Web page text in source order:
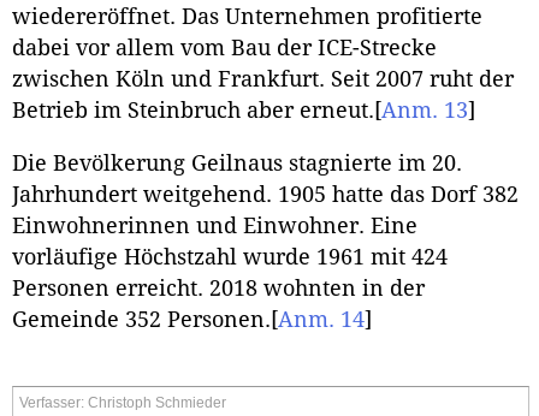
wiedereröffnet. Das Unternehmen profitierte
dabei vor allem vom Bau der ICE-Strecke
zwischen Köln und Frankfurt. Seit 2007 ruht der
Betrieb im Steinbruch aber erneut. [Anm. 13]
Die Bevölkerung Geilnaus stagnierte im 20.
Jahrhundert weitgehend. 1905 hatte das Dorf 382
Einwohnerinnen und Einwohner. Eine
vorläufige Höchstzahl wurde 1961 mit 424
Personen erreicht. 2018 wohnten in der
Gemeinde 352 Personen. [Anm. 14]
Verfasser: Christoph Schmieder